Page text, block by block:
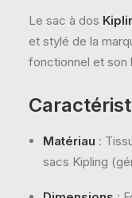
Le sac à dos
et stylé de la
fonctionnel et son
Matériau :
sacs Kipling